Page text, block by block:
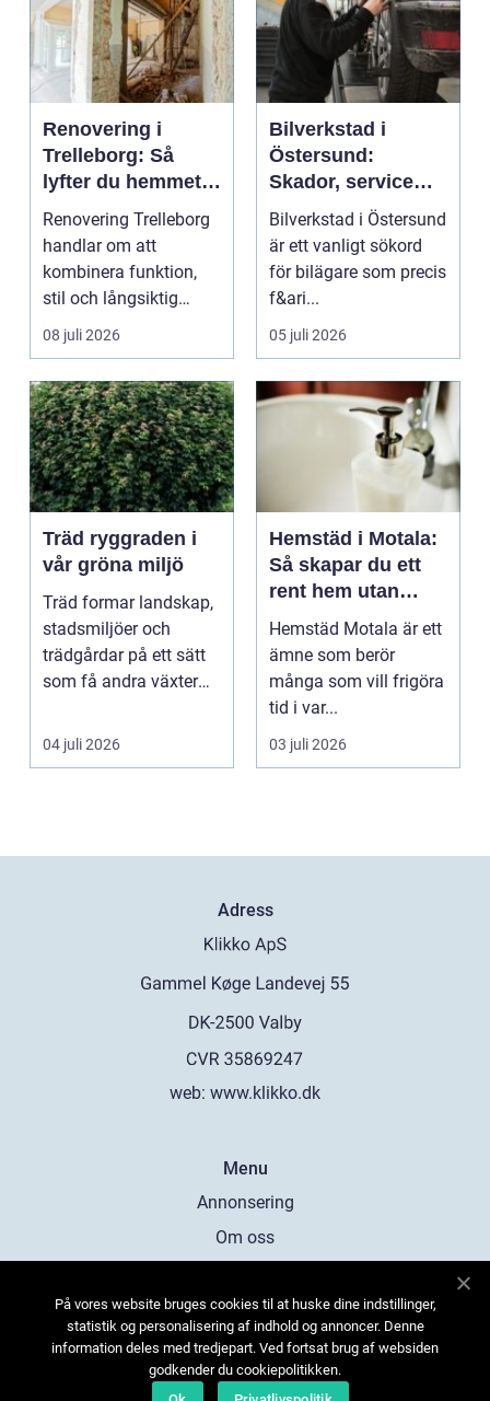
Renovering i
Trelleborg: Så
lyfter du hemmet
på ett smart sätt
Renovering Trelleborg
handlar om att
kombinera funktion,
stil och långsiktig
ekonomi i samma p...
08 juli 2026
Bilverkstad i
Östersund:
Skador, service
och smarta val för
din bil
Bilverkstad i Östersund
är ett vanligt sökord
för bilägare som precis
f&ari...
05 juli 2026
Träd ryggraden i
vår gröna miljö
Träd formar landskap,
stadsmiljöer och
trädgårdar på ett sätt
som få andra växter
04 juli 2026
Hemstäd i Motala:
Så skapar du ett
rent hem utan
stress
Hemstäd Motala är ett
ämne som berör
många som vill frigöra
tid i var...
03 juli 2026
Adress
web: www.klikko.dk
Menu
Annonsering
Om oss
Kontakta oss
Sitemap
På vores website bruges cookies til at huske dine indstillinger,
statistik og personalisering af indhold og annoncer. Denne
information deles med tredjepart. Ved fortsat brug af websiden
godkender du cookiepolitikken.